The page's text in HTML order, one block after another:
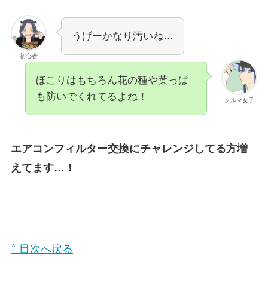
初心者
うげーかなり汚いね…
クルマ女子
ほこりはもちろん花の種や葉っぱ
も防いでくれてるよね！
エアコンフィルター交換にチャレンジしてる方増
えてます…！
⇧ 目次へ戻る